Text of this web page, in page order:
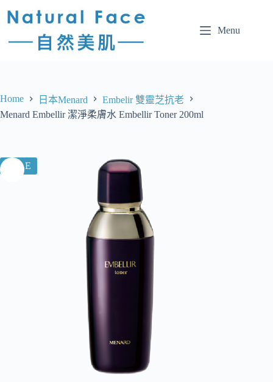
Menu
Home 日本Menard
Embelir 雙靈芝抗老
Menard Embellir 潔淨柔膚水 Embellir Toner 200ml
SALE